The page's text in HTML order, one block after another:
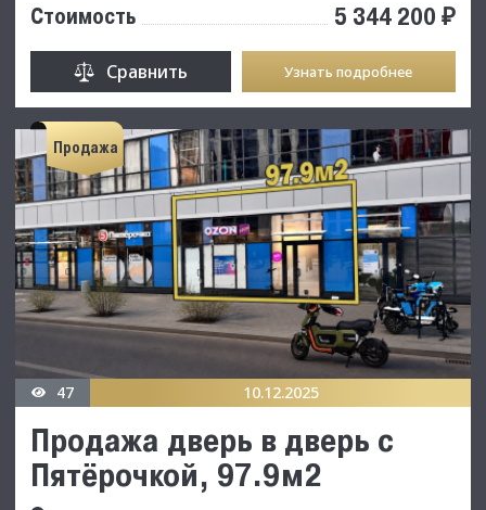
Стоимость 5 344 200 ₽
Сравнить Узнать подробнее
Продажа
47 10.12.2025
Продажа дверь в дверь с
Пятёрочкой, 97.9м2